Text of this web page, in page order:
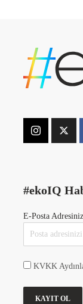
#ekoIQ
E-Posta
KVKK